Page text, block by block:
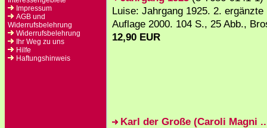
Impressum
AGB und
Widerrufsbelehrung
Widerrufsbelehrung
Ihr Weg zu uns
Hilfe
Haftungshinweis
Luise: Jahrgang 1925. 2. ergänzte
Auflage 2000. 104 S., 25 Abb.,
12,90 EUR
Karl der Große (Caroli Magni